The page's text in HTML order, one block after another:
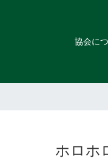
協会に
ホロホ